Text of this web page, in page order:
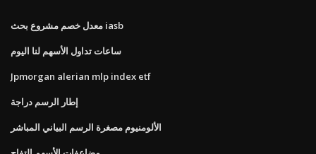
معدل خصم مشروع بحث iasb
ساعات تداول الأسهم لنا اليوم
Jpmorgan alerian mlp index etf
إطار الرسم دراجة
الألومنيوم مصغرة الرسم البياني المباشر